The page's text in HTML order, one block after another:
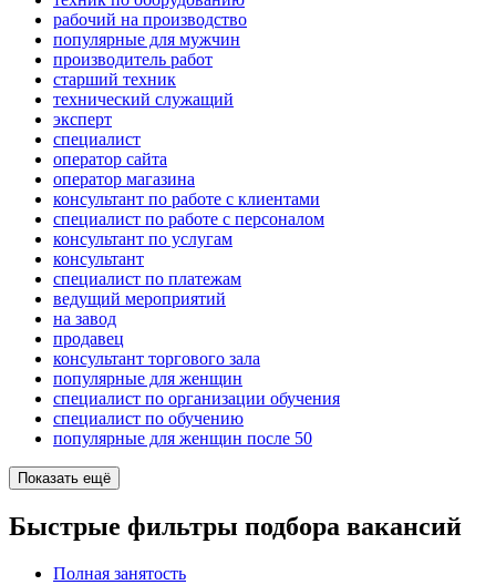
рабочий на производство
популярные для мужчин
производитель работ
старший техник
технический служащий
эксперт
специалист
оператор сайта
оператор магазина
консультант по работе с клиентами
специалист по работе с персоналом
консультант по услугам
консультант
специалист по платежам
ведущий мероприятий
на завод
продавец
консультант торгового зала
популярные для женщин
специалист по организации обучения
специалист по обучению
популярные для женщин после 50
Показать ещё
Быстрые фильтры подбора вакансий
Полная занятость